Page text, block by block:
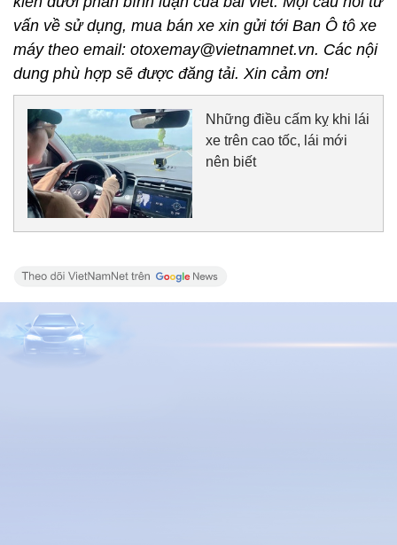
vấn về sử dụng, mua bán xe xin gửi tới Ban Ô tô xe
máy theo email: otoxemay@vietnamnet.vn. Các nội
dung phù hợp sẽ được đăng tải. Xin cảm ơn!
Những điều cấm kỵ khi lái
xe trên cao tốc, lái mới
nên biết